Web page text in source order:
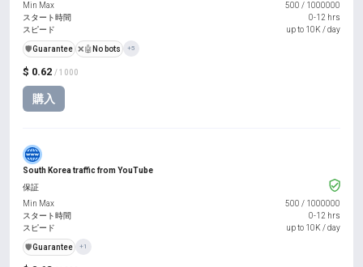
$ 0.62 / 1000
購入
Min Max
500 / 1000000
スタート時間
0-12 hrs
スピード
up to 10K / day
️🛡️Guarantee ❌🤖 No bots +5
South Korea traffic from YouTube
保証
Min Max
500 / 1000000
スタート時間
0-12 hrs
スピード
up to 10K / day
️🛡️Guarantee +1